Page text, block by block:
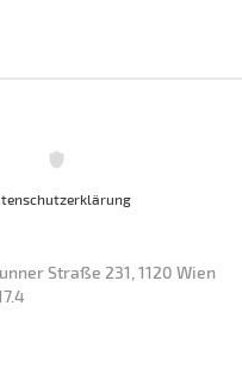
Straße 231, 1120 Wien